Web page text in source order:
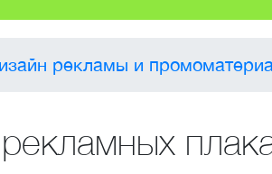
рекламы и